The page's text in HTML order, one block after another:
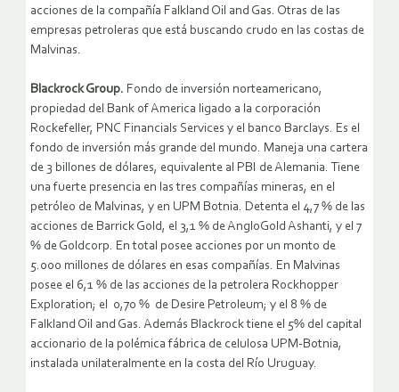
acciones de la compañía Falkland Oil and Gas. Otras de las
empresas petroleras que está buscando crudo en las costas de
Malvinas.
Blackrock Group. Fondo de inversión norteamericano,
propiedad del Bank of America ligado a la corporación
Rockefeller, PNC Financials Services y el banco Barclays. Es el
fondo de inversión más grande del mundo. Maneja una cartera
de 3 billones de dólares, equivalente al PBI de Alemania. Tiene
una fuerte presencia en las tres compañías mineras, en el
petróleo de Malvinas, y en UPM Botnia. Detenta el 4,7 % de las
acciones de Barrick Gold, el 3,1 % de AngloGold Ashanti, y el 7
% de Goldcorp. En total posee acciones por un monto de
5.000 millones de dólares en esas compañías. En Malvinas
posee el 6,1 % de las acciones de la petrolera Rockhopper
Exploration; el 0,70 % de Desire Petroleum; y el 8 % de
Falkland Oil and Gas. Además Blackrock tiene el 5% del capital
accionario de la polémica fábrica de celulosa UPM-Botnia,
instalada unilateralmente en la costa del Río Uruguay.